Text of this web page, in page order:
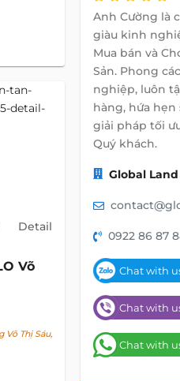
Detail
Võ
Võ Thị Sáu,
Anh Cường là
giàu kinh
Mua bán và
Sản. Phong
nghiệp, luôn
hàng, hứa
giải pháp tối
Quý khách.
Global
0922 86 87
Chat with
Chat with
Chat with